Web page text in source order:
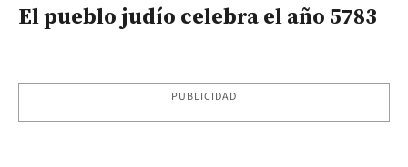
El pueblo judío celebra el año 5783
PUBLICIDAD